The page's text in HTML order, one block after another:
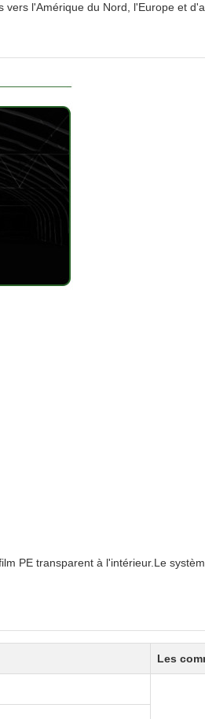
l'Amérique du Nord, l'Europe et
PE transparent à l'intérieur.Le
Les